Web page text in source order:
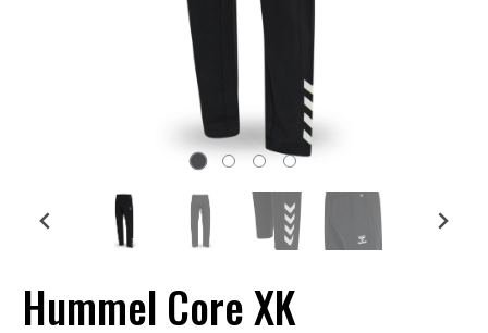
Hummel Core XK